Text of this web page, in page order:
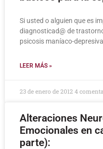
Si usted o alguien que es
diagnosticad@ de
psicosis maníaco-
LEER MÁS »
23 de enero de 2012 4
Alteraciones
Emocionales en
parte):